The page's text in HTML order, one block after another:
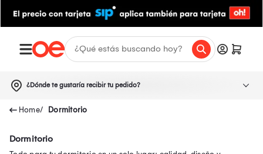
¿Dónde te gustaría recibir tu pedido?
Dormitorio
Dormitorio